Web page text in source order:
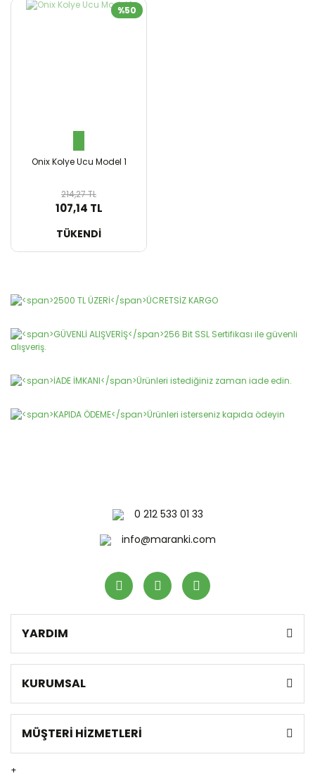
%50
Onix Kolye Ucu Model 1
214,27 TL
107,14 TL
TÜKENDİ
SEPETE EKLE
0 212 533 01 33
info@maranki.com
YARDIM
KURUMSAL
MÜŞTERİ HİZMETLERİ
+